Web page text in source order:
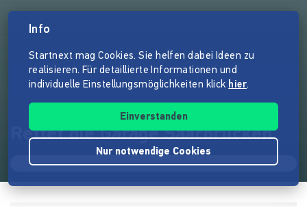
Rettet die Garage Saarbrücken
Info
Startnext mag Cookies. Sie helfen dabei Ideen zu
realisieren. Für detaillierte Informationen und
individuelle Einstellungsmöglichkeiten klick hier.
Einverstanden
Nur notwendige Cookies